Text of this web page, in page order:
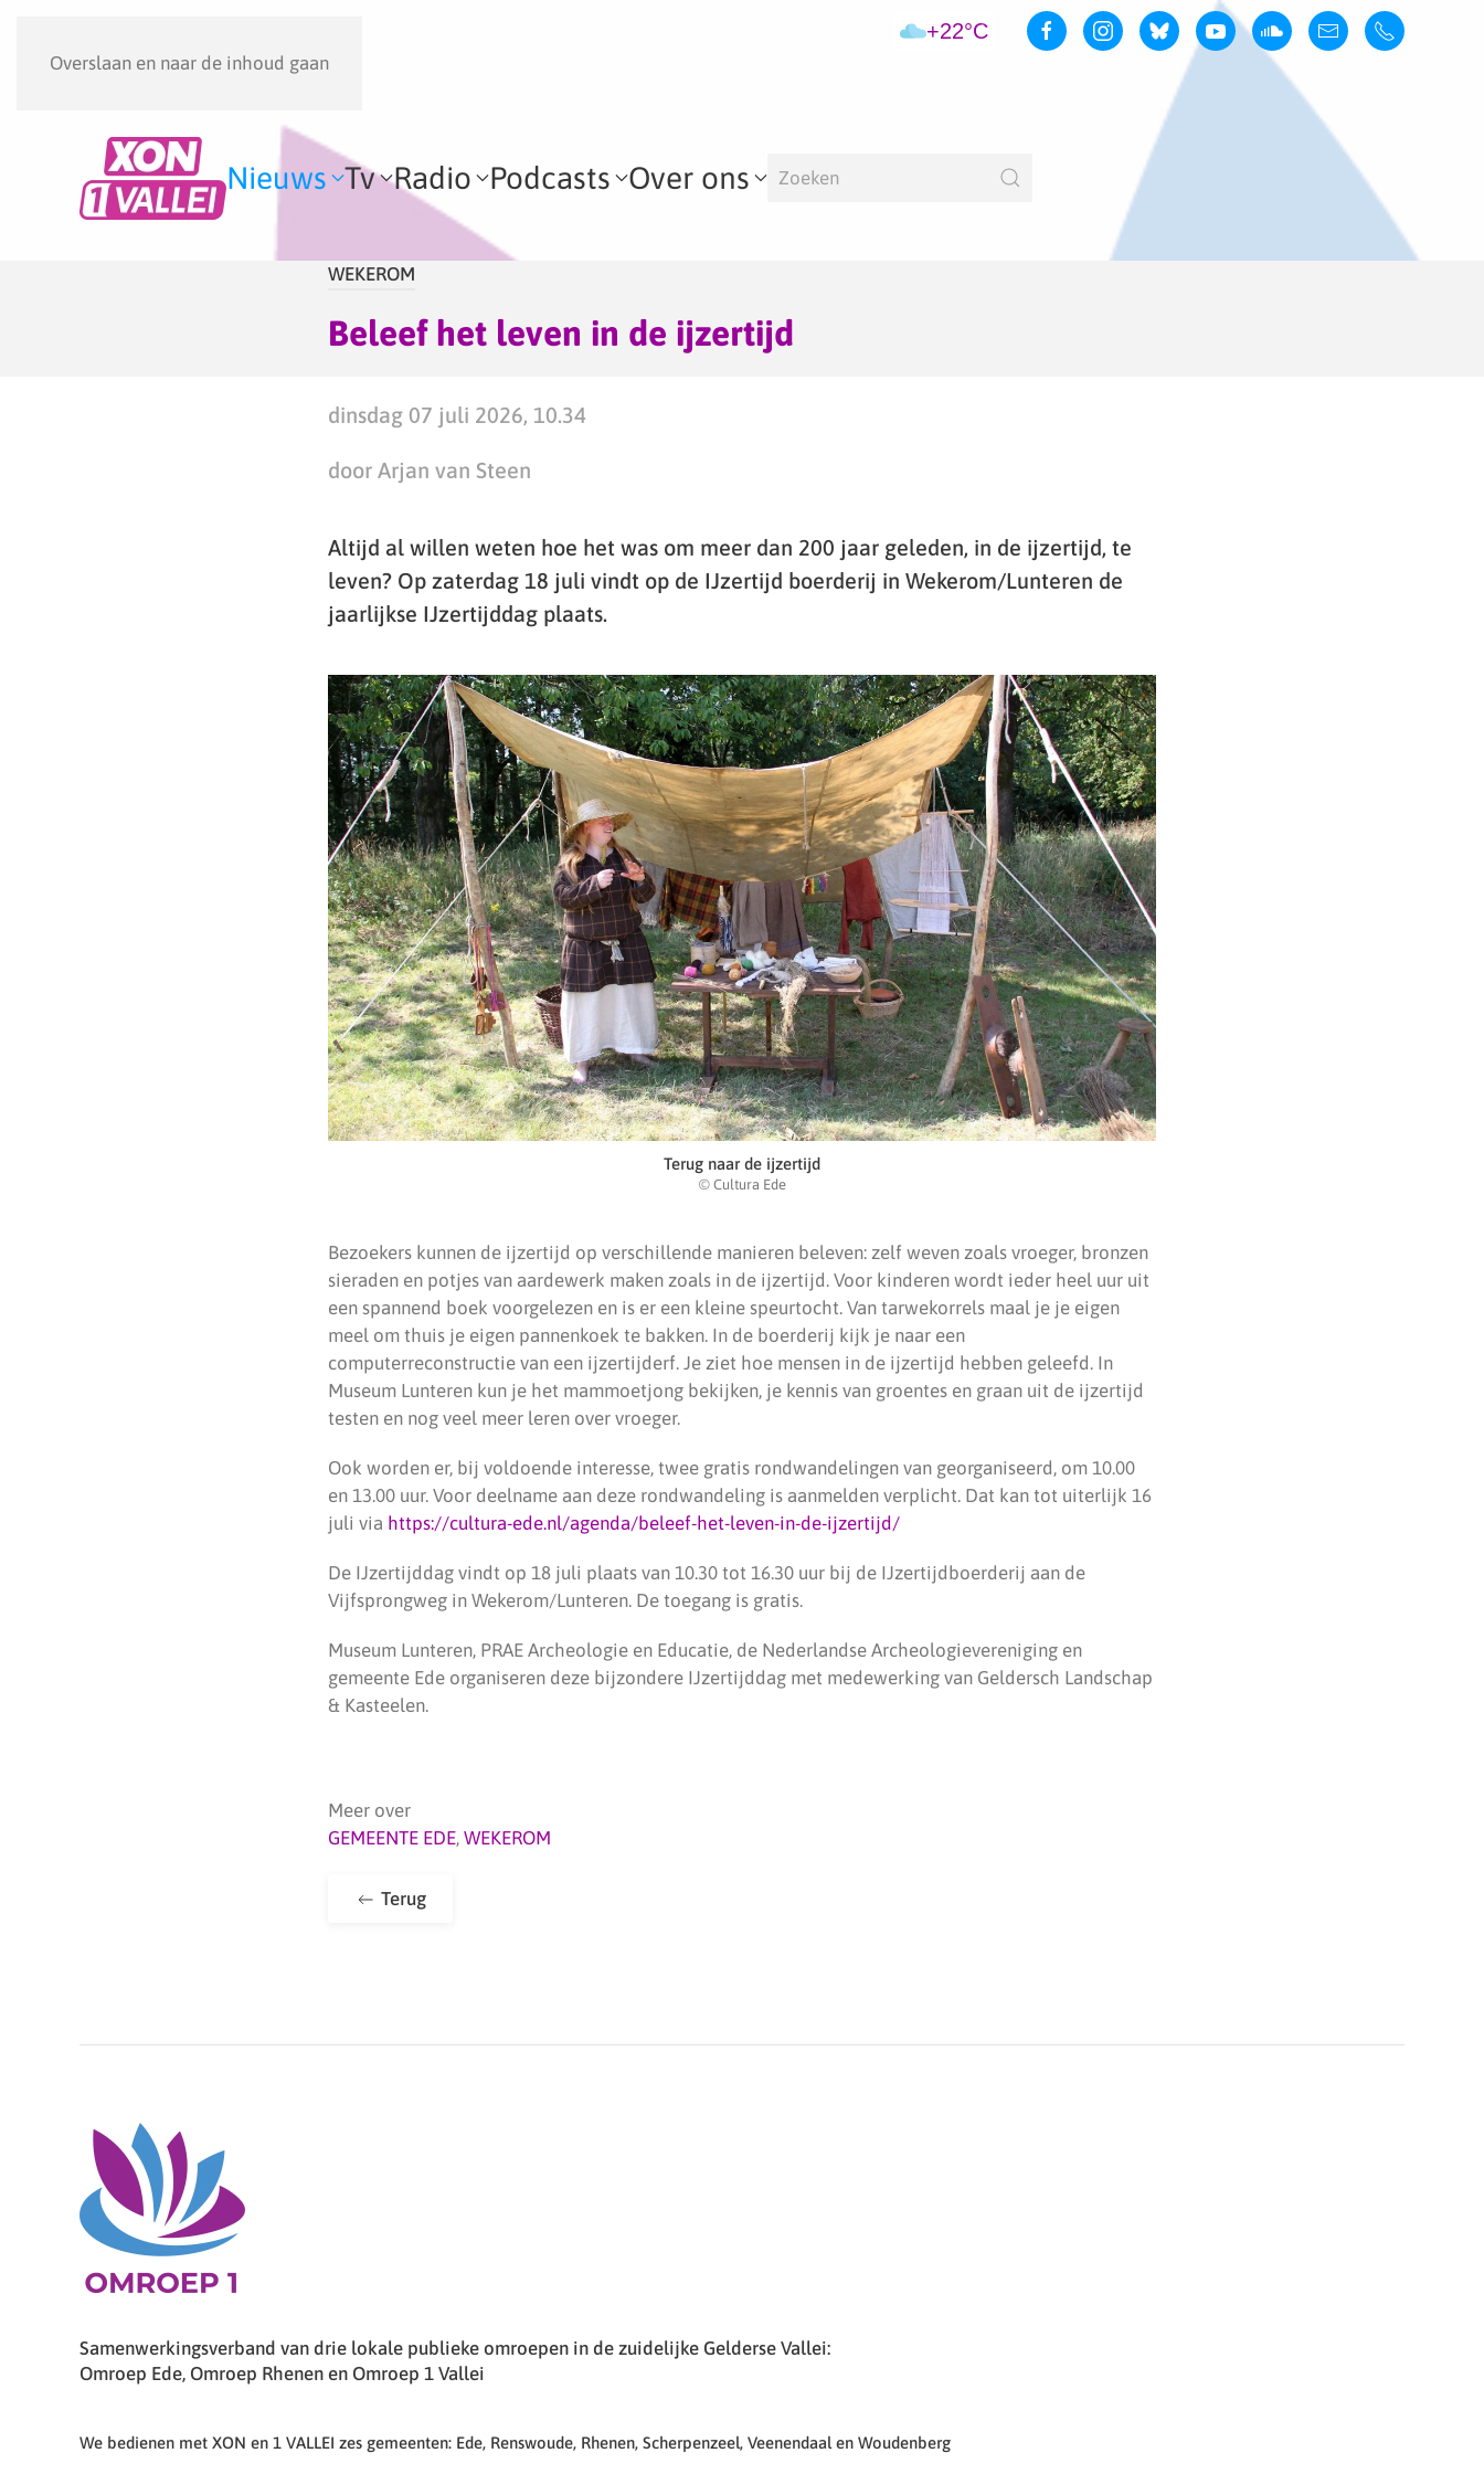
Overslaan en naar de inhoud gaan
+22°C
Nieuws Tv Radio Podcasts Over ons
WEKEROM
Beleef het leven in de ijzertijd
dinsdag 07 juli 2026, 10.34
door Arjan van Steen
Altijd al willen weten hoe het was om meer dan 200 jaar geleden, in de ijzertijd, te
leven? Op zaterdag 18 juli vindt op de IJzertijd boerderij in Wekerom/Lunteren de
jaarlijkse IJzertijddag plaats.
Terug naar de ijzertijd
© Cultura Ede
Bezoekers kunnen de ijzertijd op verschillende manieren beleven: zelf weven zoals vroeger, bronzen
sieraden en potjes van aardewerk maken zoals in de ijzertijd. Voor kinderen wordt ieder heel uur uit
een spannend boek voorgelezen en is er een kleine speurtocht. Van tarwekorrels maal je je eigen
meel om thuis je eigen pannenkoek te bakken. In de boerderij kijk je naar een
computerreconstructie van een ijzertijderf. Je ziet hoe mensen in de ijzertijd hebben geleefd. In
Museum Lunteren kun je het mammoetjong bekijken, je kennis van groentes en graan uit de ijzertijd
testen en nog veel meer leren over vroeger.
Ook worden er, bij voldoende interesse, twee gratis rondwandelingen van georganiseerd, om 10.00
en 13.00 uur. Voor deelname aan deze rondwandeling is aanmelden verplicht. Dat kan tot uiterlijk 16
juli via https://cultura-ede.nl/agenda/beleef-het-leven-in-de-ijzertijd/
De IJzertijddag vindt op 18 juli plaats van 10.30 tot 16.30 uur bij de IJzertijdboerderij aan de
Vijfsprongweg in Wekerom/Lunteren. De toegang is gratis.
Museum Lunteren, PRAE Archeologie en Educatie, de Nederlandse Archeologievereniging en
gemeente Ede organiseren deze bijzondere IJzertijddag met medewerking van Geldersch Landschap
& Kasteelen.
Meer over
GEMEENTE EDE, WEKEROM
Terug
Samenwerkingsverband van drie lokale publieke omroepen in de zuidelijke Gelderse Vallei:
Omroep Ede, Omroep Rhenen en Omroep 1 Vallei
We bedienen met XON en 1 VALLEI zes gemeenten: Ede, Renswoude, Rhenen, Scherpenzeel, Veenendaal en Woudenberg